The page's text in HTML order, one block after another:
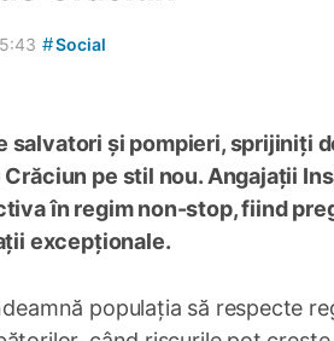
#Social
salvatori și pompieri, sprijiniți
pe stil nou. Angajații
în regim non-stop, fiind
excepționale.
populația să respecte